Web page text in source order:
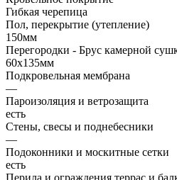
Гибкая черепица
Пол, перекрытие (утепление)
150мм
Перегородки - Брус камерной
60х135мм
Подкровельная мембрана
—
Пароизоляция и ветрозащита
есть
Стены, свесы и поднебесники
—
Подоконники и москитные сетки
есть